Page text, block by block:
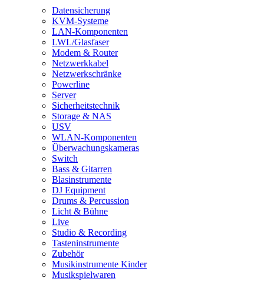
Datensicherung
KVM-Systeme
LAN-Komponenten
LWL/Glasfaser
Modem & Router
Netzwerkkabel
Netzwerkschränke
Powerline
Server
Sicherheitstechnik
Storage & NAS
USV
WLAN-Komponenten
Überwachungskameras
Switch
Bass & Gitarren
Blasinstrumente
DJ Equipment
Drums & Percussion
Licht & Bühne
Live
Studio & Recording
Tasteninstrumente
Zubehör
Musikinstrumente Kinder
Musikspielwaren